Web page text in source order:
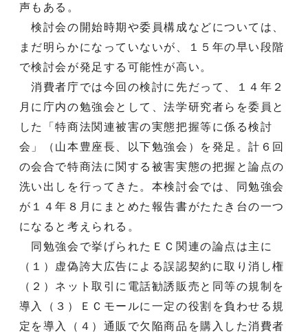
声もある。
検討会の開始時期や委員構成などについては、
まだ明らかになっていないが、１５年の早い段階
で検討会が発足する可能性が高い。
消費者庁では今回の検討に先だって、１４年２
月に庁内の勉強会として、法学研究者らを委員と
した「特商法関連被害の実態把握等に係る検討
会」（山本豊座長、以下勉強会）を発足。計６回
の会合で特商法に関する被害実態の把握と論点の
洗い出しを行ってきた。本検討会では、同勉強会
が１４年８月にまとめた報告書がたたき台の一つ
になると考えられる。
同勉強会で挙げられたＥＣ関連の論点は主に
（１）虚偽誇大広告による誤認契約に取り消し権
（２）ネット取引に電話勧誘販売と同等の規制を
導入（３）ＥＣモールに一定の役割を負わせる規
定を導入（４）通販で欠陥商品を購入した消費者